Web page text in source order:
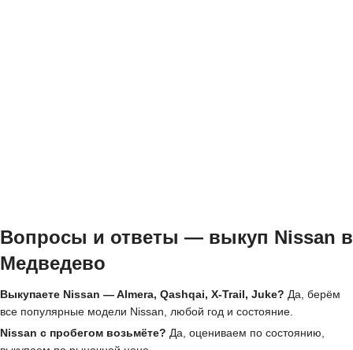
Вопросы и ответы — выкуп Nissan в
Медведево
Выкупаете Nissan — Almera, Qashqai, X-Trail, Juke? Да, берём
все популярные модели Nissan, любой год и состояние.
Nissan с пробегом возьмёте? Да, оцениваем по состоянию,